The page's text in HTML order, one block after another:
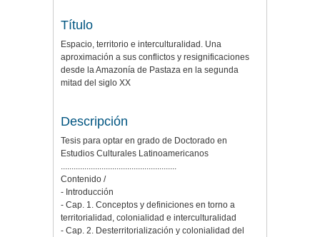
Título
Espacio, territorio e interculturalidad. Una
aproximación a sus conflictos y resignificaciones
desde la Amazonía de Pastaza en la segunda
mitad del siglo XX
Descripción
Tesis para optar en grado de Doctorado en
Estudios Culturales Latinoamericanos
......................................................
Contenido /
- Introducción
- Cap. 1. Conceptos y definiciones en torno a
territorialidad, colonialidad e interculturalidad
- Cap. 2. Desterritorialización y colonialidad del